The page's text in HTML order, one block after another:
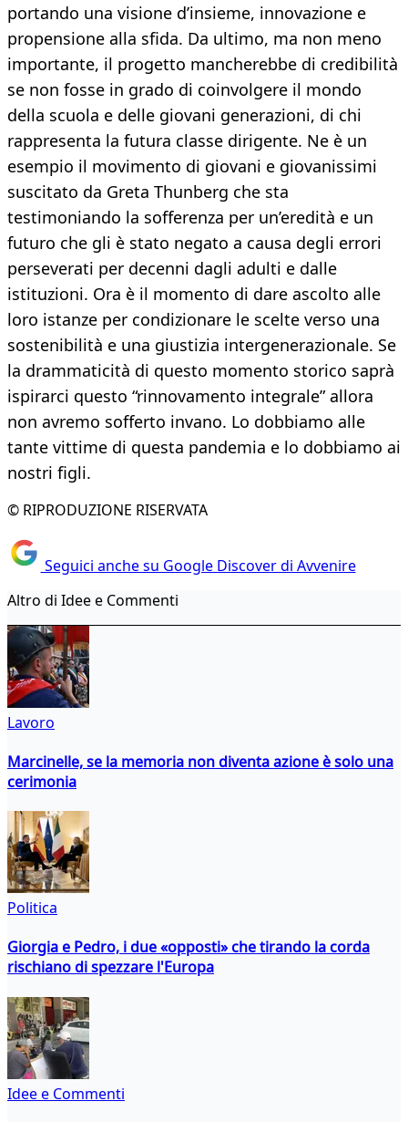
portando una visione d’insieme, innovazione e
propensione alla sfida. Da ultimo, ma non meno
importante, il progetto mancherebbe di credibilità
se non fosse in grado di coinvolgere il mondo
della scuola e delle giovani generazioni, di chi
rappresenta la futura classe dirigente. Ne è un
esempio il movimento di giovani e giovanissimi
suscitato da Greta Thunberg che sta
testimoniando la sofferenza per un’eredità e un
futuro che gli è stato negato a causa degli errori
perseverati per decenni dagli adulti e dalle
istituzioni. Ora è il momento di dare ascolto alle
loro istanze per condizionare le scelte verso una
sostenibilità e una giustizia intergenerazionale. Se
la drammaticità di questo momento storico saprà
ispirarci questo “rinnovamento integrale” allora
non avremo sofferto invano. Lo dobbiamo alle
tante vittime di questa pandemia e lo dobbiamo ai
nostri figli.
© RIPRODUZIONE RISERVATA
Seguici anche su Google Discover di Avvenire
Altro di Idee e Commenti
Lavoro
Marcinelle, se la memoria non diventa azione è solo una
cerimonia
Politica
Giorgia e Pedro, i due «opposti» che tirando la corda
rischiano di spezzare l'Europa
Idee e Commenti